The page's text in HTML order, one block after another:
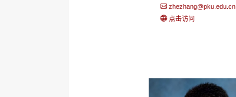
zhezhang@pku.edu.cn
点击访问